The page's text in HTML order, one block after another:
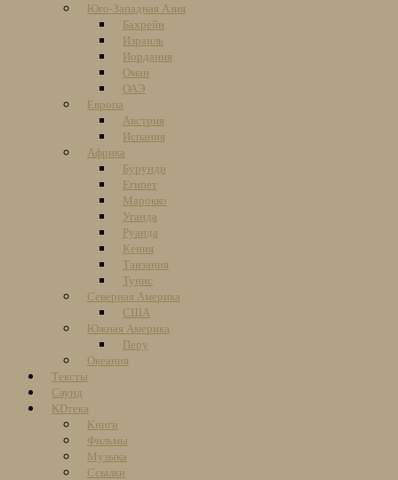
Юго-Западная Азия
Бахрейн
Израиль
Иордания
Оман
ОАЭ
Европа
Австрия
Испания
Африка
Бурунди
Египет
Марокко
Уганда
Руанда
Кения
Танзания
Тунис
Северная Америка
США
Южная Америка
Перу
Океания
Тексты
Саунд
KDтека
Книги
Фильмы
Музыка
Ссылки